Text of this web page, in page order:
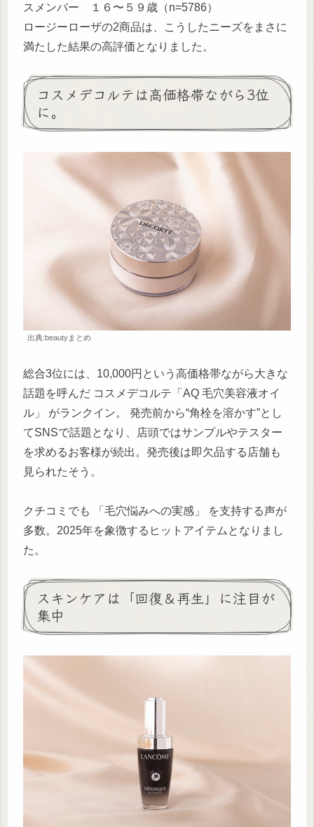
スメンバー １６〜５９歳（n=5786）
ロージーローザの2商品は、こうしたニーズをまさに
満たした結果の高評価となりました。
コスメデコルテは高価格帯ながら3位
に。
出典:beautyまとめ
総合3位には、10,000円という高価格帯ながら大きな
話題を呼んだ コスメデコルテ「AQ 毛穴美容液オイ
ル」 がランクイン。 発売前から“角栓を溶かす”とし
てSNSで話題となり、店頭ではサンプルやテスター
を求めるお客様が続出。発売後は即欠品する店舗も
見られたそう。
クチコミでも 「毛穴悩みへの実感」 を支持する声が
多数。2025年を象徴するヒットアイテムとなりまし
た。
スキンケアは「回復＆再生」に注目が
集中